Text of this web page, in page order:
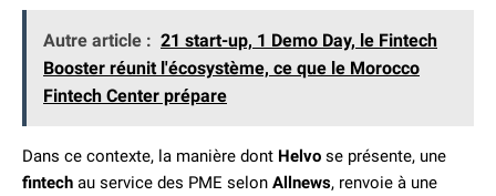
Autre article : 21 start-up, 1 Demo Day, le Fintech
Booster réunit l'écosystème, ce que le Morocco
Fintech Center prépare
Dans ce contexte, la manière dont Helvo se présente, une
fintech au service des PME selon Allnews, renvoie à une